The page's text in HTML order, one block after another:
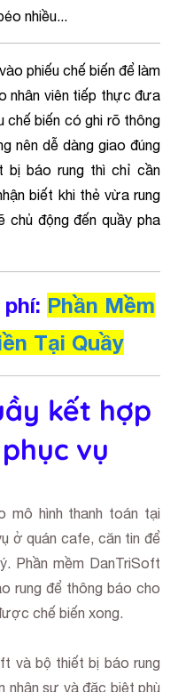
nhiều...
phiếu chế biến để làm
nhân viên tiếp thực đưa
chế biến có ghi rõ thông
nên dễ dàng giao đúng
bị báo rung thì chỉ cần
biết khi thẻ vừa rung
chủ động đến quầy pha
Phần Mềm
Tại Quầy
kết hợp
vụ
mô hình thanh toán tại
ở quán cafe, căn tin để
Phần mềm DanTriSoft
rung để thông báo cho
chế biến xong.
và bộ thiết bị báo rung
nhân sự và đặc biệt phù